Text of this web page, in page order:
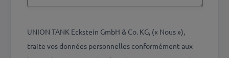
UNION TANK Eckstein GmbH & Co. KG, (« Nous »),
traite vos données personnelles conformément aux